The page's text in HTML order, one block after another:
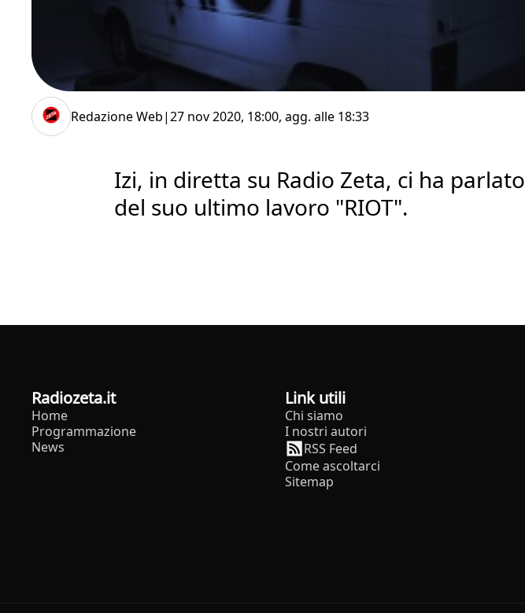
Redazione Web|27 nov 2020, 18:00, agg. alle 18:33
Izi, in diretta su Radio Zeta, ci ha parlato
del suo ultimo lavoro "RIOT".
radiozeta.it
Home
Programmazione
News
Link utili
Chi siamo
I nostri autori
RSS Feed
Come ascoltarci
Sitemap